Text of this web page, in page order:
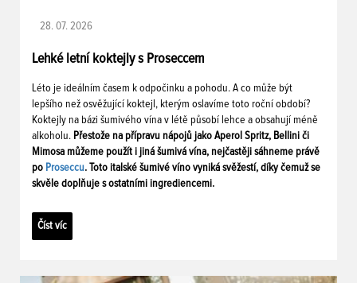
28. 07. 2026
Lehké letní koktejly s Proseccem
Léto je ideálním časem k odpočinku a pohodu. A co může být
lepšího než osvěžující koktejl, kterým oslavíme toto roční období?
Koktejly na bázi šumivého vína v létě působí lehce a obsahují méně
alkoholu. Přestože na přípravu nápojů jako Aperol Spritz, Bellini či
Mimosa můžeme použít i jiná šumivá vína, nejčastěji sáhneme právě
po Proseccu. Toto italské šumivé víno vyniká svěžestí, díky čemuž se
skvěle doplňuje s ostatními ingrediencemi.
Číst víc